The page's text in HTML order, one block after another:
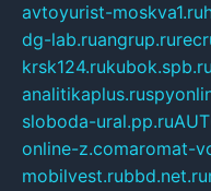
avtoyurist-moskva1.ru
dg-lab.ruangrup.ru
krsk124.rukubok.spb.ru
analitikaplus.ru
sloboda-ural.pp.ru
online-z.comaromat-
mobilvest.rubbd.net.ru